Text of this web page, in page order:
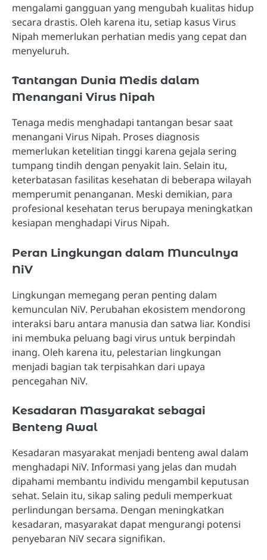
mengalami gangguan yang mengubah kualitas hidup
secara drastis. Oleh karena itu, setiap kasus Virus
Nipah memerlukan perhatian medis yang cepat dan
menyeluruh.
Tantangan Dunia Medis dalam
Menangani Virus Nipah
Tenaga medis menghadapi tantangan besar saat
menangani Virus Nipah. Proses diagnosis
memerlukan ketelitian tinggi karena gejala sering
tumpang tindih dengan penyakit lain. Selain itu,
keterbatasan fasilitas kesehatan di beberapa wilayah
memperumit penanganan. Meski demikian, para
profesional kesehatan terus berupaya meningkatkan
kesiapan menghadapi Virus Nipah.
Peran Lingkungan dalam Munculnya
NiV
Lingkungan memegang peran penting dalam
kemunculan NiV. Perubahan ekosistem mendorong
interaksi baru antara manusia dan satwa liar. Kondisi
ini membuka peluang bagi virus untuk berpindah
inang. Oleh karena itu, pelestarian lingkungan
menjadi bagian tak terpisahkan dari upaya
pencegahan NiV.
Kesadaran Masyarakat sebagai
Benteng Awal
Kesadaran masyarakat menjadi benteng awal dalam
menghadapi NiV. Informasi yang jelas dan mudah
dipahami membantu individu mengambil keputusan
sehat. Selain itu, sikap saling peduli memperkuat
perlindungan bersama. Dengan meningkatkan
kesadaran, masyarakat dapat mengurangi potensi
penyebaran NiV secara signifikan.